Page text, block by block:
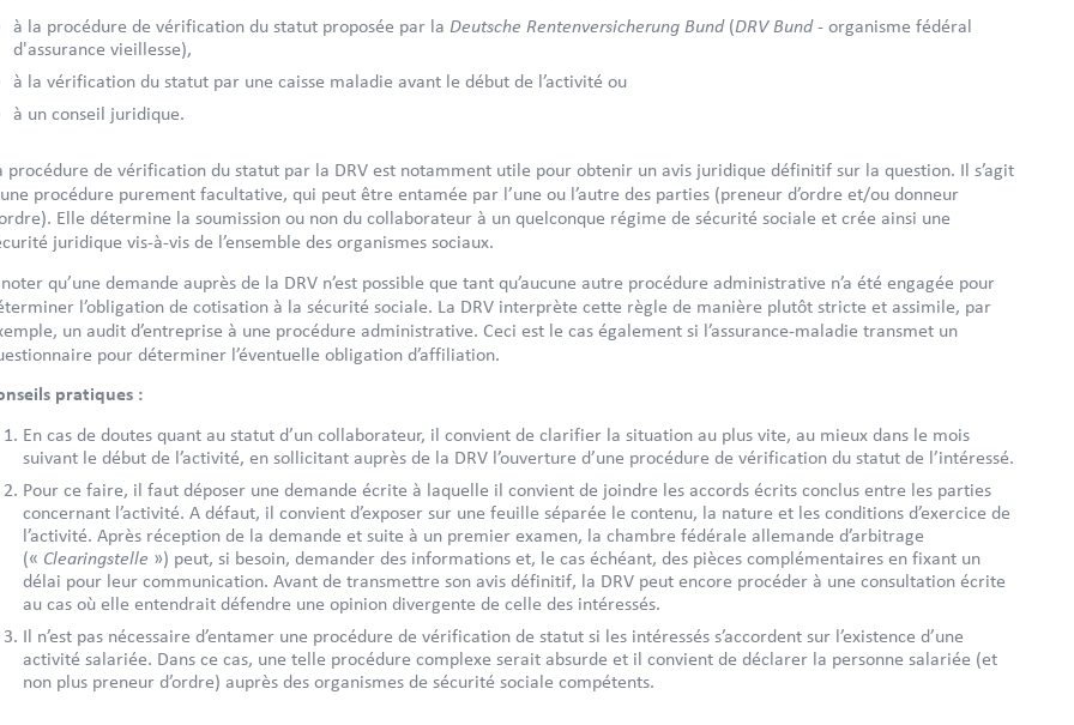
à la procédure de vérification du statut proposée par la Deutsche Rentenversicherung Bund(DRV Bund- organisme fédéral
d'assurance vieillesse),
à la vérification du statut par une caisse maladie avant le début de l’activité ou
à un conseil juridique.
procédure de vérification du statut par la DRV est notamment utile pour obtenir un avis juridique définitif sur la question. Il s’agit
procédure purement facultative, qui peut être entamée par l’une ou l’autre des parties (preneur d’ordre et/ou donneur
Elle détermine la soumission ou non du collaborateur à un quelconque régime de sécurité sociale et crée ainsi une
juridique vis-à-vis de l’ensemble des organismes sociaux.
qu’une demande auprès de la DRV n’est possible que tant qu’aucune autre procédure administrative n’a été engagée pour
l’obligation de cotisation à la sécurité sociale. La DRV interprète cette règle de manière plutôt stricte et assimile, par
un audit d’entreprise à une procédure administrative. Ceci est le cas également si l’assurance-maladie transmet un
pour déterminer l’éventuelle obligation d’affiliation.
pratiques :
En cas de doutes quant au statut d’un collaborateur, il convient de clarifier la situation au plus vite, au mieux dans le mois
suivant le début de l’activité, en sollicitant auprès de la DRV l’ouverture d’une procédure de vérification du statut de l’intéressé.
Pour ce faire, il faut déposer une demande écrite à laquelle il convient de joindre les accords écrits conclus entre les parties
concernant l’activité. A défaut, il convient d’exposer sur une feuille séparée le contenu, la nature et les conditions d’exercice de
l’activité. Après réception de la demande et suite à un premier examen, la chambre fédérale allemande d’arbitrage
(« Clearingstelle ») peut, si besoin, demander des informations et, le cas échéant, des pièces complémentaires en fixant un
délai pour leur communication. Avant de transmettre son avis définitif, la DRV peut encore procéder à une consultation écrite
au cas où elle entendrait défendre une opinion divergente de celle des intéressés.
Il n’est pas nécessaire d’entamer une procédure de vérification de statut si les intéressés s’accordent sur l’existence d’une
activité salariée. Dans ce cas, une telle procédure complexe serait absurde et il convient de déclarer la personne salariée (et
non plus preneur d’ordre) auprès des organismes de sécurité sociale compétents.